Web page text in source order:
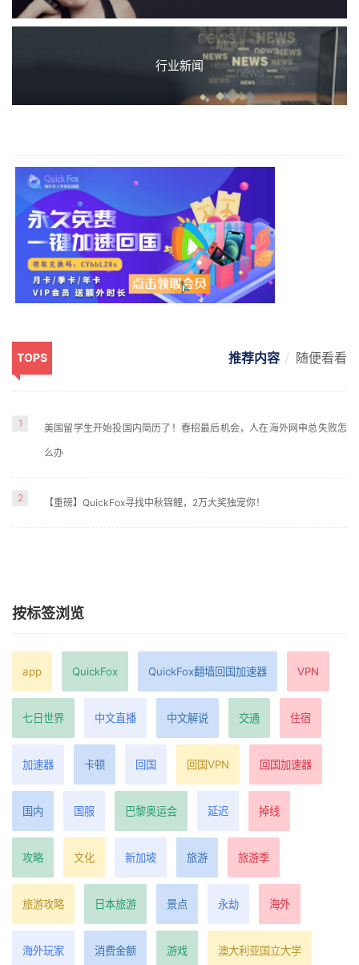
行业新闻
TOPS 推荐内容 随便看看
1 美国留学生开始投国内简历了！春招最后机会，人在海外网申总失败怎
么办
2 【重磅】QuickFox寻找中秋锦鲤，2万大奖独宠你！
按标签浏览
app QuickFox QuickFox翻墙回国加速器 VPN
七日世界 中文直播 中文解说 交通 住宿
加速器 卡顿 回国 回国VPN 回国加速器
国内 国服 巴黎奥运会 延迟 掉线
攻略 文化 新加坡 旅游 旅游季
旅游攻略 日本旅游 景点 永劫 海外
海外玩家 消费金额 游戏 澳大利亚国立大学